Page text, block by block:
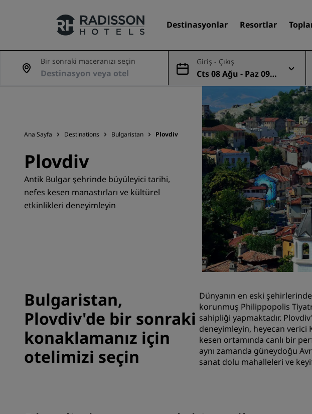
Destinasyonlar Resortlar
Markalarımız
Bir sonraki maceranızı seçin Giriş - Çıkış
Cts 08 Ağu - Paz 09 A
ğu
Ana Sayfa Destinations Bulgaristan Plovdiv
Plovdiv
Antik Bulgar şehrinde büyüleyici tarihi,
nefes kesen manastırları ve kültürel
etkinlikleri deneyimleyin
Bulgaristan,
Plovdiv'de bir sonraki
konaklamanız için
otelimizi seçin
Dünyanın en eski
korunmuş Philippopolis
sahipliği yapmaktadır.
deneyimleyin, heyecan
kesen ortamında canlı bir
aynı zamanda güneydoğu
sanat dolu mahalleleri ve